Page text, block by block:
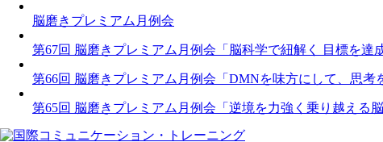
脳磨きプレミアム月例会
第67回 脳磨きプレミアム月例会「脳科学で紐解く 目標を達
第66回 脳磨きプレミアム月例会「DMNを味方にして、思考
第65回 脳磨きプレミアム月例会「逆境を力強く乗り越える